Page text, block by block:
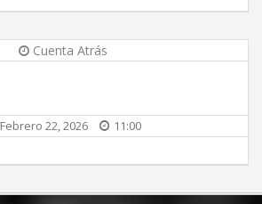
Cuenta Atrás
Febrero 22, 2026 11:00